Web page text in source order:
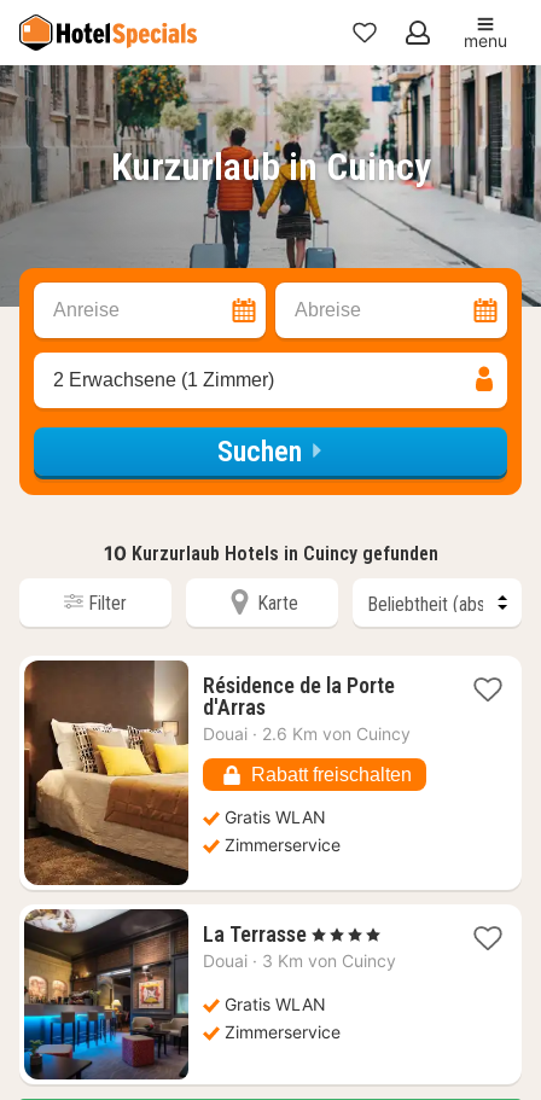
Meine
Favoriten
menu
Kurzurlaub in Cuincy
Anreise Abreise
2 Erwachsene (1 Zimmer)
Suchen
10 Kurzurlaub Hotels in Cuincy gefunden
Filter Karte
Résidence de la Porte
d'Arras1
Nacht
56,47
€
Douai · 2.6 Km von Cuincy
Rabatt freischalten
Gratis WLAN
Zimmerservice
La Terrasse1
Nacht
63,01
€
, 4 Sterne
Douai · 3 Km von Cuincy
Gratis WLAN
Zimmerservice